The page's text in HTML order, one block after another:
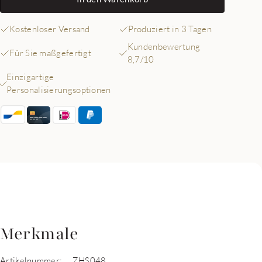
Kostenloser Versand Produziert in 3 Tagen
Für Sie maßgefertigt
Kundenbewertung
8,7/10
Einzigartige
Personalisierungsoptionen
Merkmale